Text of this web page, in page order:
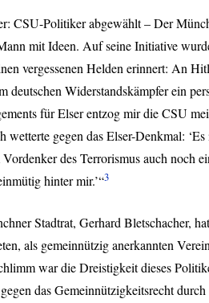
CSU-Politiker abgewählt – Der
mit Ideen. Auf seine Initiative
vergessenen Helden erinnert: An
deutschen Widerstandskämpfer ein
für Elser entzog mir dieCSU
wetterte gegen das Elser-Denkmal:
des Terrorismus auch noch
hinter mir.’“3
Stadtrat, Gerhard Bletschacher,
als gemeinnützig anerkannten
war die Dreistigkeit dieses
das Gemeinnützigkeitsrecht